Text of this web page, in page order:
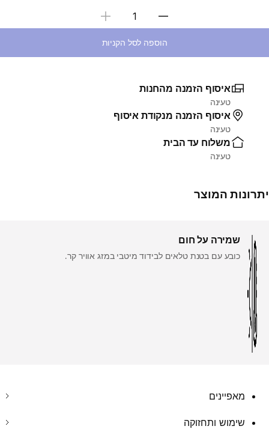
בחירת כמות
הוספה לסל הקניות
איסוף הזמנה מהחנות
טעינה
איסוף הזמנה מנקודת איסוף
טעינה
משלוח עד הבית
טעינה
יתרונות המוצר
שמירה על חום
כובע עם בטנת טלאים לבידוד מיטבי במזג אוויר קר.
מאפיינים
שימוש ותחזוקה